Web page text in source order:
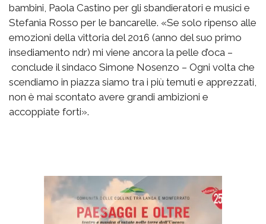
bambini, Paola Castino per gli sbandieratori e musici e
Stefania Rosso per le bancarelle. «Se solo ripenso alle
emozioni della vittoria del 2016 (anno del suo primo
insediamento ndr) mi viene ancora la pelle d’oca –
conclude il sindaco Simone Nosenzo – Ogni volta che
scendiamo in piazza siamo tra i più temuti e apprezzati,
non è mai scontato avere grandi ambizioni e
accoppiate forti».